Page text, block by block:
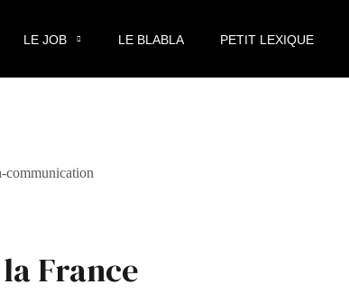
LE JOB LE BLABLA PETIT LEXIQUE
France